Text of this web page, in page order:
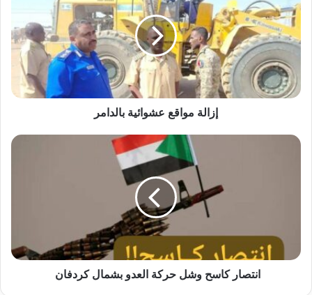
عشوائية
بالدامر
إزالة مواقع عشوائية بالدامر
انتصار
انتصار كاسح وشل حركة العدو بشمال كردفان